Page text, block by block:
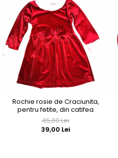
Rochie rosie de Craciunita,
pentru fetite, din catifea
45,00 Lei
39,00 Lei